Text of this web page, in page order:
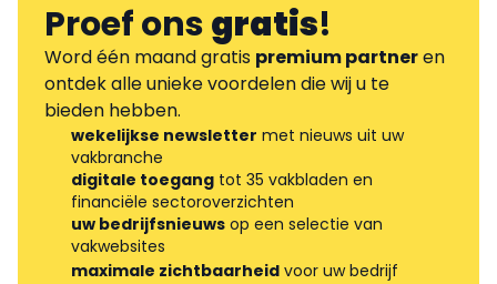
Proef onsgratis!
Word één maand gratis premium partneren
ontdek alle unieke voordelen die wij u te
bieden hebben.
wekelijkse newsletter met nieuws uit uw
vakbranche
digitale toegang tot 35 vakbladen en
financiële sectoroverzichten
uw bedrijfsnieuws op een selectie van
vakwebsites
maximale zichtbaarheid voor uw bedrijf